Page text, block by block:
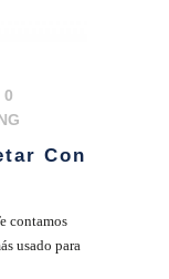
0
Con
contamos
usado para